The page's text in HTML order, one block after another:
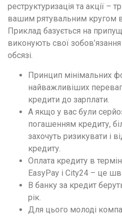
реструктуризація та акції –
вашим рятувальним кругом в
Приклад базується на
виконують свої
обсязі.
Принцип мінімальних
найважливіших
кредити до зарплати.
А якщо у вас були
погашенням кредиту,
захочуть ризикувати і
кредиту.
Оплата кредиту в
EasyPay і City24 – це
В банку за кредит
рік.
Для цього молоді